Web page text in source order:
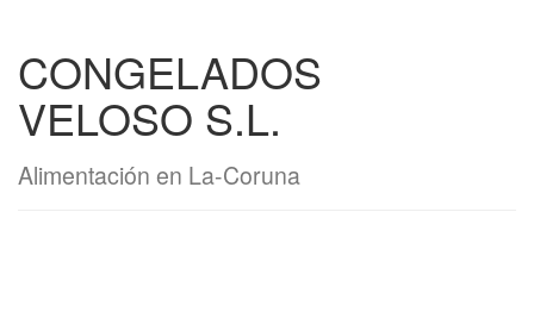
CONGELADOS
VELOSO S.L.
Alimentación en La-Coruna